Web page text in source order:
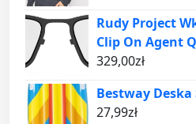
Rudy Project
Clip On Agent
329,00zł
Bestway
27,99zł